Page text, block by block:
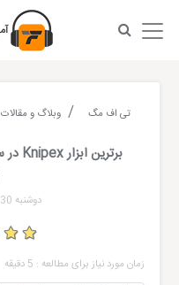
تی اف مگ وبلاگ و مقالات
دوشنبه 30 آبان 1401
زمان مورد نیاز برای مطالعه : 5 دقیقه